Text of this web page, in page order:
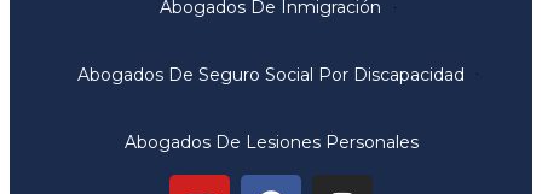
Abogados De Inmigración
Abogados De Seguro Social Por Discapacidad
Abogados De Lesiones Personales